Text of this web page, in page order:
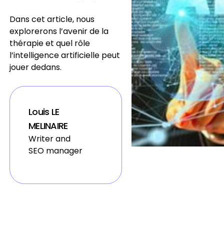
Dans cet article, nous
explorerons l’avenir de la
thérapie et quel rôle
l’intelligence artificielle peut
jouer dedans.
Louis LE
MELINAIRE
Writer and
SEO manager